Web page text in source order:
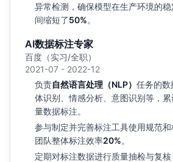
异常检测，确保模型在生产环境的
间缩短了50%。
AI数据标注专家
百度（实习/全职）
2021-07 - 2022-12
负责自然语言处理（NLP） 任务的数
体识别、情感分析、意图识别等，
量数据标注。
参与制定并完善标注工具使用规范
团队整体标注效率20%。
定期对标注数据进行质量抽检与复